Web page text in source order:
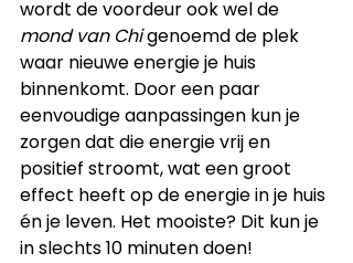
wordt de voordeur ook wel de
mond van Chi genoemd de plek
waar nieuwe energie je huis
binnenkomt. Door een paar
eenvoudige aanpassingen kun je
zorgen dat die energie vrij en
positief stroomt, wat een groot
effect heeft op de energie in je huis
én je leven. Het mooiste? Dit kun je
in slechts 10 minuten doen!